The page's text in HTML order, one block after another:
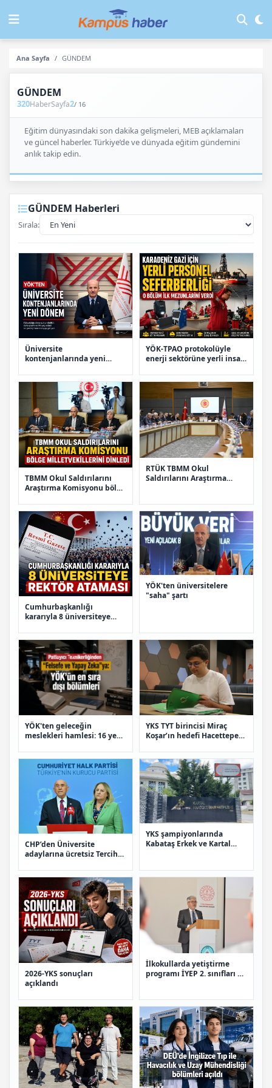
Ana Sayfa GÜNDEM
GÜNDEM
320HaberSayfa2/ 16
Eğitim dünyasındaki son dakika gelişmeleri, MEB açıklamaları
ve güncel haberler. Türkiye’de ve dünyada eğitim gündemini
anlık takip edin.
GÜNDEM Haberleri
Sırala:
Üniversite
kontenjanlarında yeni
YÖK-TPAO protokolüyle
enerji sektörüne yerli insan
TBMM Okul Saldırılarını
Araştırma Komisyonu bölge
RTÜK TBMM Okul
Saldırılarını Araştırma
Cumhurbaşkanlığı
kararıyla 8 üniversiteye
YÖK'ten üniversitelere
"saha" şartı
YÖK'ten geleceğin
meslekleri hamlesi: 16 yeni
YKS TYT birincisi Miraç
Koşar’ın hedefi Hacettepe
CHP’den Üniversite
adaylarına ücretsiz Tercih
YKS şampiyonlarında
Kabataş Erkek ve Kartal
2026-YKS sonuçları
açıklandı
İlkokullarda yetiştirme
programı İYEP 2. sınıfları da